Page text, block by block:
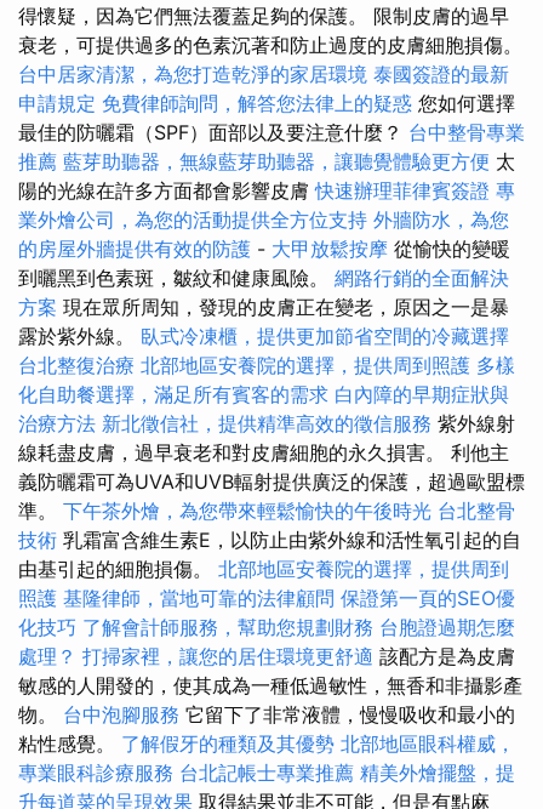
得懷疑，因為它們無法覆蓋足夠的保護。 限制皮膚的過早
衰老，可提供過多的色素沉著和防止過度的皮膚細胞損傷。
台中居家清潔，為您打造乾淨的家居環境 泰國簽證的最新
申請規定 免費律師詢問，解答您法律上的疑惑 您如何選擇
最佳的防曬霜（SPF）面部以及要注意什麼？ 台中整骨專業
推薦 藍芽助聽器，無線藍芽助聽器，讓聽覺體驗更方便 太
陽的光線在許多方面都會影響皮膚快速辦理菲律賓簽證 專
業外燴公司，為您的活動提供全方位支持 外牆防水，為您
的房屋外牆提供有效的防護 - 大甲放鬆按摩 從愉快的變暖
到曬黑到色素斑，皺紋和健康風險。 網路行銷的全面解決
方案 現在眾所周知，發現的皮膚正在變老，原因之一是暴
露於紫外線。 臥式冷凍櫃，提供更加節省空間的冷藏選擇
台北整復治療 北部地區安養院的選擇，提供周到照護 多樣
化自助餐選擇，滿足所有賓客的需求 白內障的早期症狀與
治療方法 新北徵信社，提供精準高效的徵信服務 紫外線射
線耗盡皮膚，過早衰老和對皮膚細胞的永久損害。 利他主
義防曬霜可為UVA和UVB輻射提供廣泛的保護，超過歐盟標
準。 下午茶外燴，為您帶來輕鬆愉快的午後時光 台北整骨
技術 乳霜富含維生素E，以防止由紫外線和活性氧引起的自
由基引起的細胞損傷。 北部地區安養院的選擇，提供周到
照護 基隆律師，當地可靠的法律顧問 保證第一頁的SEO優
化技巧 了解會計師服務，幫助您規劃財務 台胞證過期怎麼
處理？ 打掃家裡，讓您的居住環境更舒適 該配方是為皮膚
敏感的人開發的，使其成為一種低過敏性，無香和非攝影產
物。 台中泡腳服務 它留下了非常液體，慢慢吸收和最小的
粘性感覺。 了解假牙的種類及其優勢 北部地區眼科權威，
專業眼科診療服務 台北記帳士專業推薦 精美外燴擺盤，提
升每道菜的呈現效果 取得結果並非不可能，但是有點麻